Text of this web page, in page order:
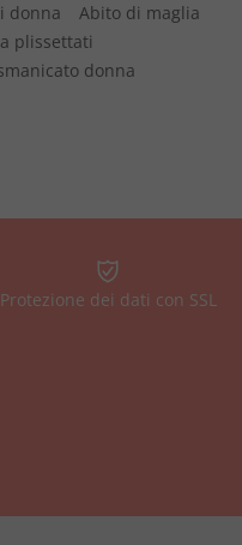
donna
Abito di maglia
plissettati
donna
Protezione dei dati con SSL